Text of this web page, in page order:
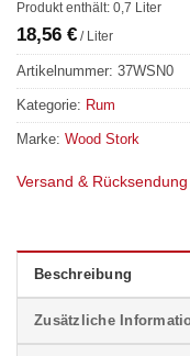
Produkt enthält: 0,7 Liter
18,56 € / Liter
Artikelnummer: 37WSN0
Kategorie: Rum
Marke: Wood Stork
Versand & Rücksendung
Beschreibung
Zusätzliche